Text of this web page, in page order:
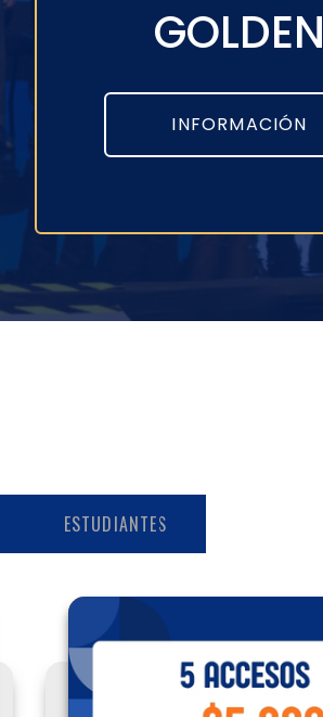
GOLDEN
INFORMACIÓN
ESTUDIANTES